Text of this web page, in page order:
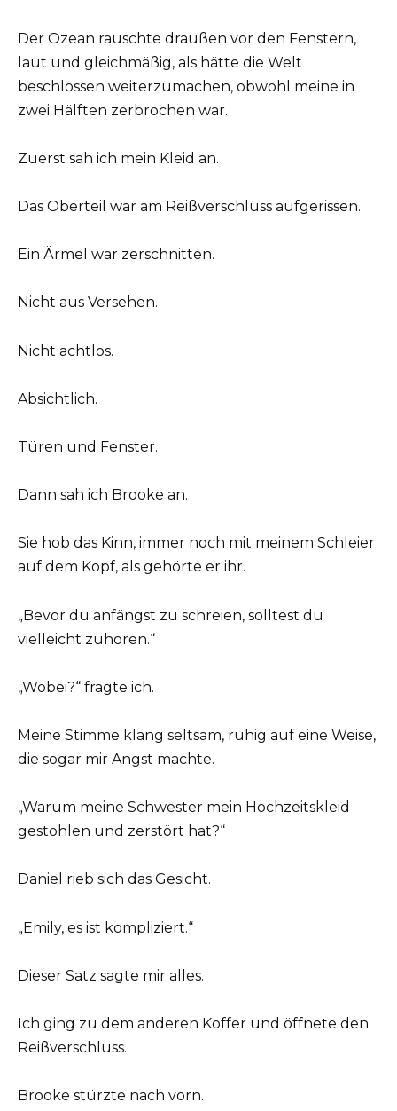
Der Ozean rauschte draußen vor den Fenstern,
laut und gleichmäßig, als hätte die Welt
beschlossen weiterzumachen, obwohl meine in
zwei Hälften zerbrochen war.
Zuerst sah ich mein Kleid an.
Das Oberteil war am Reißverschluss aufgerissen.
Ein Ärmel war zerschnitten.
Nicht aus Versehen.
Nicht achtlos.
Absichtlich.
Türen und Fenster.
Dann sah ich Brooke an.
Sie hob das Kinn, immer noch mit meinem Schleier
auf dem Kopf, als gehörte er ihr.
„Bevor du anfängst zu schreien, solltest du
vielleicht zuhören.“
„Wobei?“ fragte ich.
Meine Stimme klang seltsam, ruhig auf eine Weise,
die sogar mir Angst machte.
„Warum meine Schwester mein Hochzeitskleid
gestohlen und zerstört hat?“
Daniel rieb sich das Gesicht.
„Emily, es ist kompliziert.“
Dieser Satz sagte mir alles.
Ich ging zu dem anderen Koffer und öffnete den
Reißverschluss.
Brooke stürzte nach vorn.